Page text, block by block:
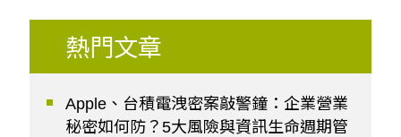
熱門文章
Apple、台積電洩密案敲警鐘：企業營業
秘密如何防？5大風險與資訊生命週期管